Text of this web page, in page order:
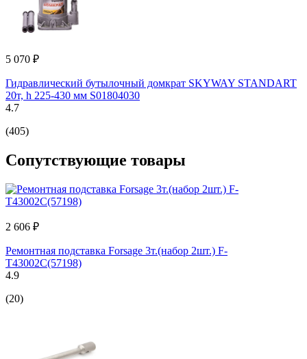
5 070 ₽
Гидравлический бутылочный домкрат SKYWAY STANDART
20т, h 225-430 мм S01804030
4.7
(405)
Сопутствующие товары
2 606 ₽
Ремонтная подставка Forsage 3т.(набор 2шт.) F-
T43002C(57198)
4.9
(20)